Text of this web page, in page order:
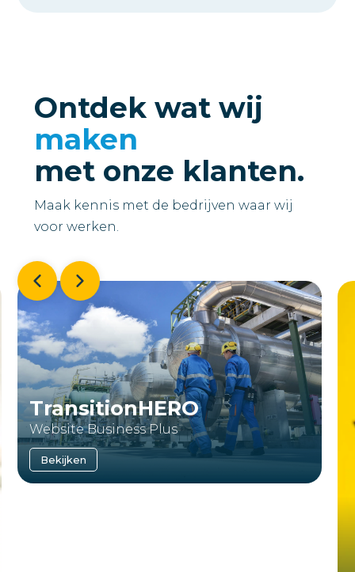
Ontdek wat wij
maken
met onze klanten.
Maak kennis met de bedrijven waar wij
voor werken.
TransitionHERO
Website Business Plus
Bekijken